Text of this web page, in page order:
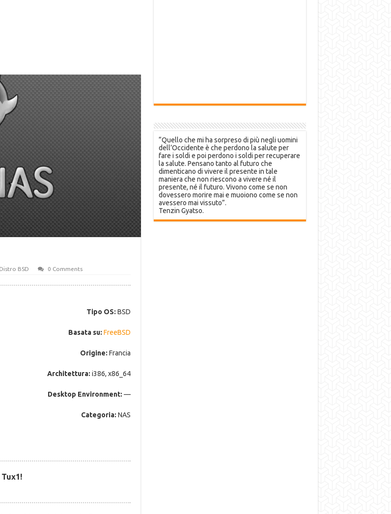
BSD 0 Comments
Tipo OS: BSD
Basata su: FreeBSD
Origine: Francia
Architettura: i386, x86_64
Desktop Environment: —
Categoria: NAS
“Quello che mi ha sorpreso di più negli uomini
dell’Occidente è che perdono la salute per
fare i soldi e poi perdono i soldi per recuperare
la salute. Pensano tanto al futuro che
dimenticano di vivere il presente in tale
maniera che non riescono a vivere né il
presente, né il futuro. Vivono come se non
dovessero morire mai e muoiono come se non
avessero mai vissuto”.
Tenzin Gyatso.